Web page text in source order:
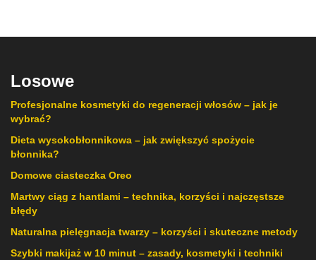
Losowe
Profesjonalne kosmetyki do regeneracji włosów – jak je
wybrać?
Dieta wysokobłonnikowa – jak zwiększyć spożycie
błonnika?
Domowe ciasteczka Oreo
Martwy ciąg z hantlami – technika, korzyści i najczęstsze
błędy
Naturalna pielęgnacja twarzy – korzyści i skuteczne metody
Szybki makijaż w 10 minut – zasady, kosmetyki i techniki